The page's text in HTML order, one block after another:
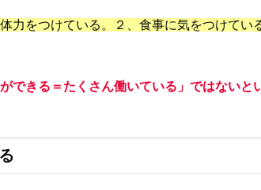
体力をつけている。２、食事に気をつけてい
ができる＝たくさん働いている」ではないと